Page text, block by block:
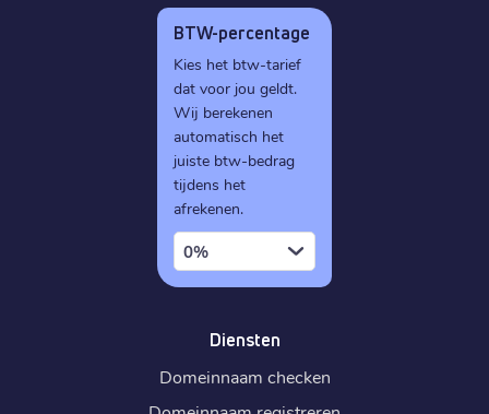
BTW-percentage
Kies het btw-tarief
dat voor jou geldt.
Wij berekenen
automatisch het
juiste btw-bedrag
tijdens het
afrekenen.
0%
Diensten
Domeinnaam checken